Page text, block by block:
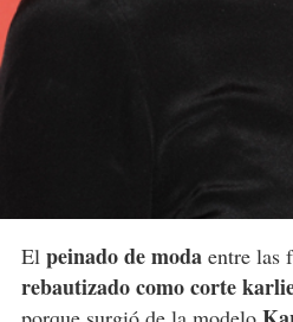
El peinado de modaentre las
rebautizado como corte